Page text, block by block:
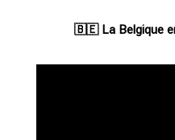
🇧🇪 La Belgique